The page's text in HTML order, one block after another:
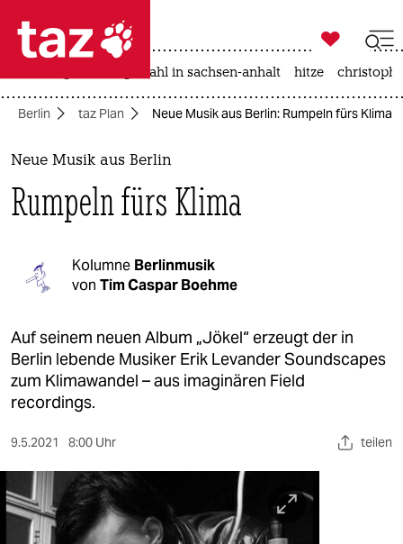
 taz zahl ich
taz zahl ich
themen
politik
gesellschaft
kultur
sport
berlin
nord
wahrheit
verlag

taz zahl ich
landtagswahl in sachsen-anhalt hitze
Berlin taz Plan Neue Musik aus Berlin: Rumpeln fürs Klima
Neue Musik aus Berlin
Rumpeln fürs Klima
Kolumne Berlinmusik
von Tim Caspar Boehme
Auf seinem neuen Album „Jökel“ erzeugt der in
Berlin lebende Musiker Erik Levander Soundscapes
zum Klimawandel – aus imaginären Field
recordings.
9.5.2021 8:00 Uhr teilen